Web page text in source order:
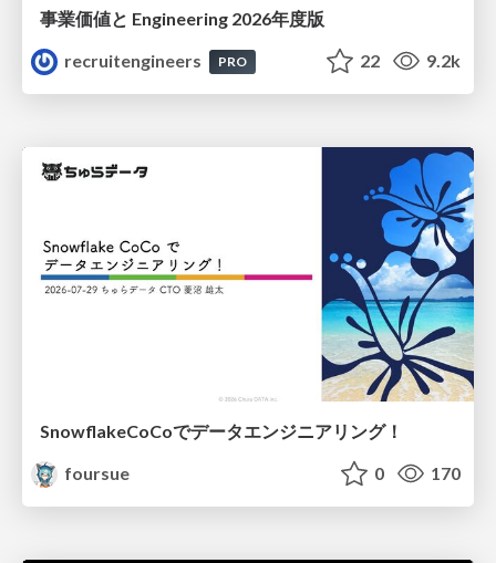
事業価値と Engineering 2026年度版
recruitengineers
PRO 22 9.2k
SnowflakeCoCoでデータエンジニアリング！
foursue
0 170